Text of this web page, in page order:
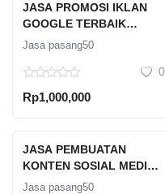
JASA PROMOSI IKLAN
GOOGLE TERBAIK
PROFESIONAL
Jasa pasang50
0
Rp1,000,000
JASA PEMBUATAN
KONTEN SOSIAL MEDIA
PROFESIONAL
Jasa pasang50